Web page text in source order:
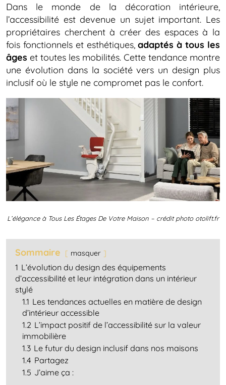
Dans le monde de la décoration intérieure,
l’accessibilité est devenue un sujet important. Les
propriétaires cherchent à créer des espaces à la
fois fonctionnels et esthétiques,adaptés à tous les
âges et toutes les mobilités. Cette tendance montre
une évolution dans la société vers un design plus
inclusif où le style ne compromet pas le confort.
L’élégance à Tous Les Étages De Votre Maison – crédit photo otolift.fr
Sommaire masquer
1 L’évolution du design des équipements
d’accessibilité et leur intégration dans un intérieur
stylé
1.1 Les tendances actuelles en matière de design
d’intérieur accessible
1.2 L’impact positif de l’accessibilité sur la valeur
immobilière
1.3 Le futur du design inclusif dans nos maisons
1.4 Partagez
1.5 J’aime ça :